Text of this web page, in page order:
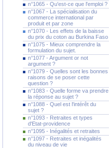
n°1065 - Qu'est-ce que l'emploi ?
n°1067 - La spécialisation du
commerce international par
produit et par zone
n°1070 - Les effets de la baisse
du prix du coton au Burkina Faso
n°1075 - Mieux comprendre la
formulation du sujet.
n°1077 - Argument or not
argument ?
n°1079 - Quelles sont les bonnes
raisons de se poser cette
question ?
n°1083 - Quelle forme va prendre
la réponse au sujet ?
n°1088 - Quel est l'intérêt du
sujet ?
n°1093 - Retraites et types
d'Etat-providence
n°1095 - Inégalités et retraites
n°1097 - Retraites et inégalités
du niveau de vie